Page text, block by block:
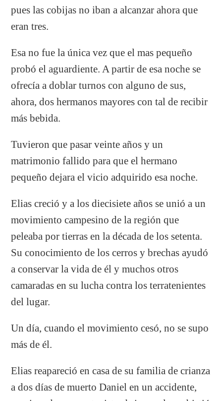
pues las cobijas no iban a alcanzar ahora que
eran tres.
Esa no fue la única vez que el mas pequeño
probó el aguardiente. A partir de esa noche se
ofrecía a doblar turnos con alguno de sus,
ahora, dos hermanos mayores con tal de recibir
más bebida.
Tuvieron que pasar veinte años y un
matrimonio fallido para que el hermano
pequeño dejara el vicio adquirido esa noche.
Elias creció y a los diecisiete años se unió a un
movimiento campesino de la región que
peleaba por tierras en la década de los setenta.
Su conocimiento de los cerros y brechas ayudó
a conservar la vida de él y muchos otros
camaradas en su lucha contra los terratenientes
del lugar.
Un día, cuando el movimiento cesó, no se supo
más de él.
Elias reapareció en casa de su familia de crianza
a dos días de muerto Daniel en un accidente,